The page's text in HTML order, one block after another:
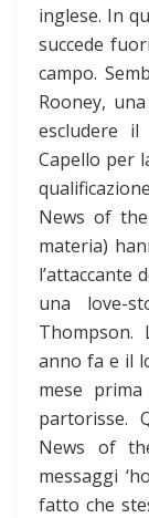
inglese. In
succede
campo.
Rooney,
escludere
Capello per
News of
materia)
l’attaccante
una love-
Thompson.
anno fa e il
mese
partorisse.
News of
messaggi
fatto che